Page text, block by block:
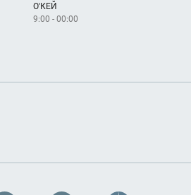
О'КЕЙ
9:00 - 00:00